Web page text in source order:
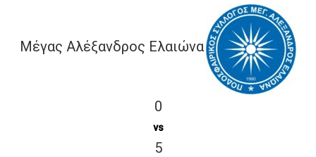
Μέγας Αλέξανδρος Ελαιώνα
0
vs
5